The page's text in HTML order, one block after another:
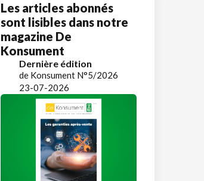
Les articles abonnés
sont lisibles dans notre
magazine De
Konsument
Dernière édition
de Konsument N°5/2026
23-07-2026